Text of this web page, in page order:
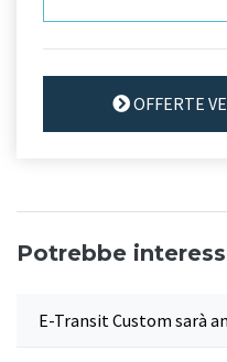
OFFERTE
Potrebbe
E-Transit Custom sarà